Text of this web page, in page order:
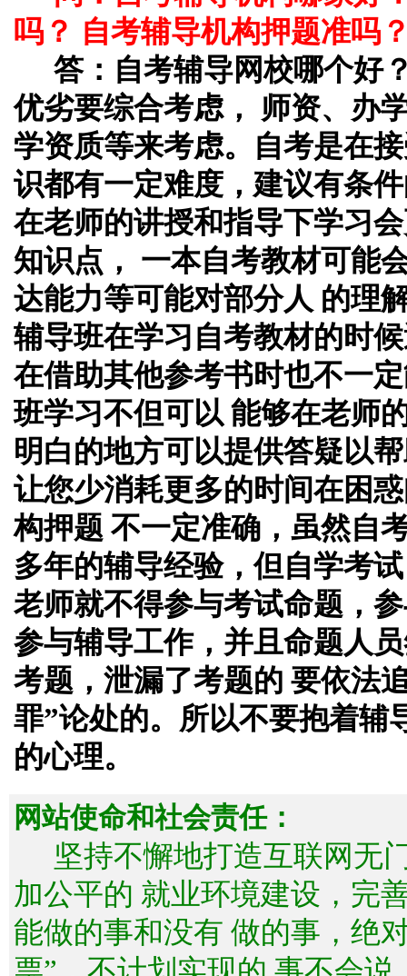
吗？ 自考辅导机构押题准吗
答：自考辅导网校哪个好
优劣要综合考虑， 师资、办
学资质等来考虑。自考是在
识都有一定难度，建议有条
在老师的讲授和指导下学习
知识点， 一本自考教材可能
达能力等可能对部分人 的理
辅导班在学习自考教材的时
在借助其他参考书时也不一
班学习不但可以 能够在老师
明白的地方可以提供答疑以
让您少消耗更多的时间在困
构押题 不一定准确，虽然自
多年的辅导经验，但自学考
老师就不得参与考试命题，
参与辅导工作，并且命题人
考题，泄漏了考题的 要依法
罪”论处的。所以不要抱着辅
的心理。
网站使命和社会责任：
坚持不懈地打造互联网无
加公平的 就业环境建设，完
能做的事和没有 做的事，绝